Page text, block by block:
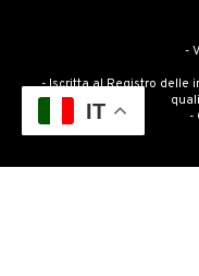
-
- Iscritta al Registro delle
-
IT